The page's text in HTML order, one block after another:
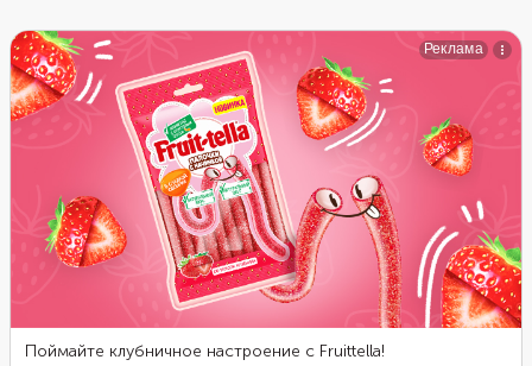
приготовления колбасы лучше взять охлажденное
мясо.